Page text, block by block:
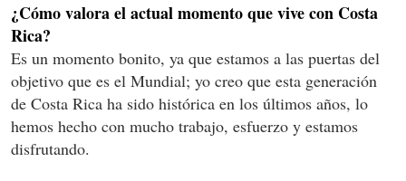
¿Cómo valora el actual momento que vive con Costa
Rica?
Es un momento bonito, ya que estamos a las puertas del
objetivo que es el Mundial; yo creo que esta generación
de Costa Rica ha sido histórica en los últimos años, lo
hemos hecho con mucho trabajo, esfuerzo y estamos
disfrutando.